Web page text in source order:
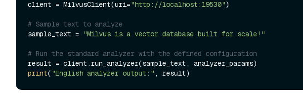
client = MilvusClient(uri="http://localhost:19530")
# Sample text to analyze
sample_text =
"Milvus is a vector database built for scale!"
# Run the standard analyzer with the defined configuration
print( "English analyzer output:"